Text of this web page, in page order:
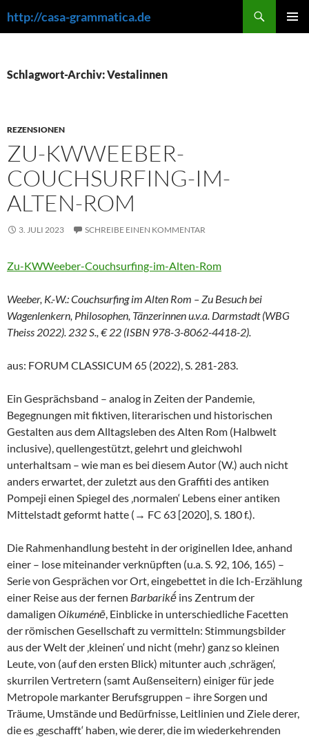
Inhalt
http://casa-grammatica.de
Schlagwort-Archiv: Vestalinnen
REZENSIONEN
ZU-KWWEEBER-
COUCHSURFING-IM-
ALTEN-ROM
3. JULI 2023 SCHREIBE EINEN KOMMENTAR
Zu-KWWeeber-Couchsurfing-im-Alten-Rom
Weeber, K.-W.: Couchsurfing im Alten Rom – Zu Besuch bei
Wagenlenkern, Philosophen, Tänzerinnen u.v.a. Darmstadt (WBG
Theiss 2022). 232 S., € 22 (ISBN 978-3-8062-4418-2).
aus: FORUM CLASSICUM 65 (2022), S. 281-283.
Ein Gesprächsband – analog in Zeiten der Pandemie,
Begegnungen mit fiktiven, literarischen und historischen
Gestalten aus dem Alltagsleben des Alten Rom (Halbwelt
inclusive), quellengestützt, gelehrt und gleichwohl
unterhaltsam – wie man es bei diesem Autor (W.) auch nicht
anders erwartet, der zuletzt aus den Graffiti des antiken
Pompeji einen Spiegel des ‚normalen‘ Lebens einer antiken
Mittelstadt geformt hatte (→ FC 63 [2020], S. 180 f.).
Die Rahmenhandlung besteht in der originellen Idee, anhand
einer – lose miteinander verknüpften (u.a. S. 92, 106, 165) –
Serie von Gesprächen vor Ort, eingebettet in die Ich-Erzählung
einer Reise aus der fernen Barbarikḗ ins Zentrum der
damaligen Oikuménē, Einblicke in unterschiedliche Facetten
der römischen Gesellschaft zu vermitteln: Stimmungsbilder
aus der Welt der ‚kleinen‘ und nicht (mehr) ganz so kleinen
Leute, von (auf den ersten Blick) mitunter auch ‚schrägen‘,
skurrilen Vertretern (samt Außenseitern) einiger für jede
Metropole markanter Berufsgruppen – ihre Sorgen und
Träume, Umstände und Bedürfnisse, Leitlinien und Ziele derer,
die es ‚geschafft‘ haben, wie derer, die im wiederkehrenden